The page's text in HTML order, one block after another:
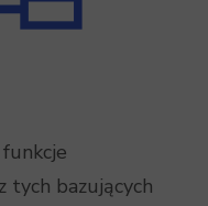
tych bazujących